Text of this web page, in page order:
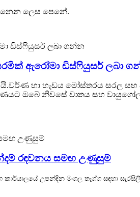
ලෙස පෙනේ.
ඇරෝමා ඩිස්ෆියුසර් ලබා
හා හැඩය මෝස්තරය සරල සහ
ඔබේ නිවසේ වාතය සහ
රඳවනය සමඟ උණුසුම්
උපන්දින මංගල තෑග්ග සඳහා